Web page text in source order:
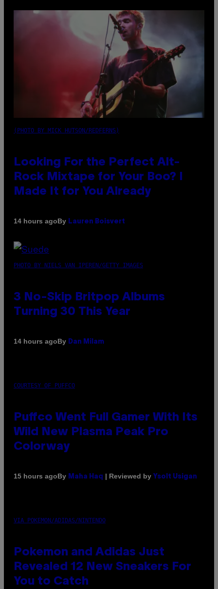
(PHOTO BY MICK HUTSON/REDFERNS)
Looking For the Perfect Alt-
Rock Mixtape for Your Boo? I
Made It for You Already
14 hours agoBy Lauren Boisvert
PHOTO BY NIELS VAN IPEREN/GETTY IMAGES
3 No-Skip Britpop Albums
Turning 30 This Year
14 hours agoBy Dan Milam
COURTESY OF PUFFCO
Puffco Went Full Gamer With Its
Wild New Plasma Peak Pro
Colorway
15 hours agoBy Maha Haq | Reviewed by Ysolt Usigan
VIA POKEMON/ADIDAS/NINTENDO
Pokemon and Adidas Just
Revealed 12 New Sneakers For
You to Catch